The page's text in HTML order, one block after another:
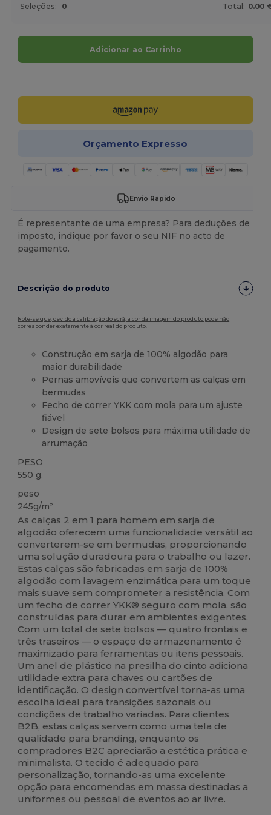
Seleções: 0 Total: 0.00
Adicionar ao Carrinho
Orçamento Expresso
Envio Rápido
É representante de uma empresa? Para deduções de
imposto, indique por favor o seu NIF no acto de
pagamento.
Descrição do produto
Note-se que, devido à calibração do ecrã, a cor da imagem do produto pode não
corresponder exatamente à cor real do produto.
Construção em sarja de 100% algodão para
maior durabilidade
Pernas amovíveis que convertem as calças em
bermudas
Fecho de correr YKK com mola para um ajuste
fiável
Design de sete bolsos para máxima utilidade de
arrumação
PESO
550 g.
peso
245g/m²
As calças 2 em 1 para homem em sarja de
algodão oferecem uma funcionalidade versátil ao
converterem-se em bermudas, proporcionando
uma solução duradoura para o trabalho ou lazer.
Estas calças são fabricadas em sarja de 100%
algodão com lavagem enzimática para um toque
mais suave sem comprometer a resistência. Com
um fecho de correr YKK® seguro com mola, são
construídas para durar em ambientes exigentes.
Com um total de sete bolsos — quatro frontais e
três traseiros — o espaço de armazenamento é
maximizado para ferramentas ou itens pessoais.
Um anel de plástico na presilha do cinto adiciona
utilidade extra para chaves ou cartões de
identificação. O design convertível torna-as uma
escolha ideal para transições sazonais ou
condições de trabalho variadas. Para clientes
B2B, estas calças servem como uma tela de
qualidade para branding, enquanto os
compradores B2C apreciarão a estética prática e
minimalista. O tecido é adequado para
personalização, tornando-as uma excelente
opção para encomendas em massa destinadas a
uniformes ou pessoal de eventos ao ar livre.